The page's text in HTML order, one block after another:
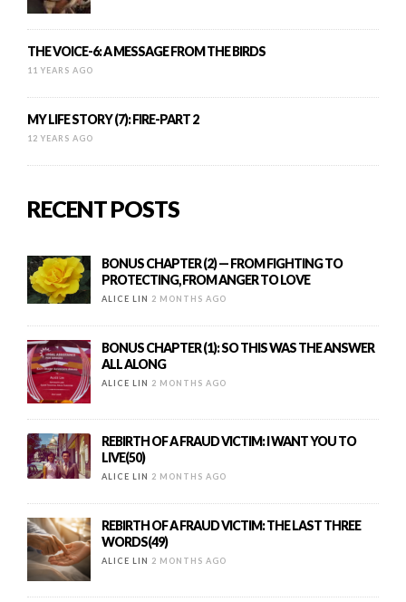
THE VOICE-6: A MESSAGE FROM THE BIRDS
11 YEARS AGO
MY LIFE STORY (7): FIRE-PART 2
12 YEARS AGO
RECENT POSTS
BONUS CHAPTER (2) — FROM FIGHTING TO
PROTECTING, FROM ANGER TO LOVE
ALICE LIN 2 MONTHS AGO
BONUS CHAPTER (1): SO THIS WAS THE ANSWER
ALL ALONG
ALICE LIN 2 MONTHS AGO
REBIRTH OF A FRAUD VICTIM: I WANT YOU TO
LIVE(50)
ALICE LIN 2 MONTHS AGO
REBIRTH OF A FRAUD VICTIM: THE LAST THREE
WORDS(49)
ALICE LIN 2 MONTHS AGO